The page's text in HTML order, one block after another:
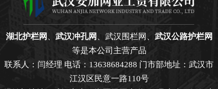
湖北护栏网 、 武汉冲孔网 、武汉围栏网、 武汉公路护栏网
等是本公司主营产品
联系人：闫经理 电话：13638684288 门市部地址：武汉市
江汉区民意一路110号